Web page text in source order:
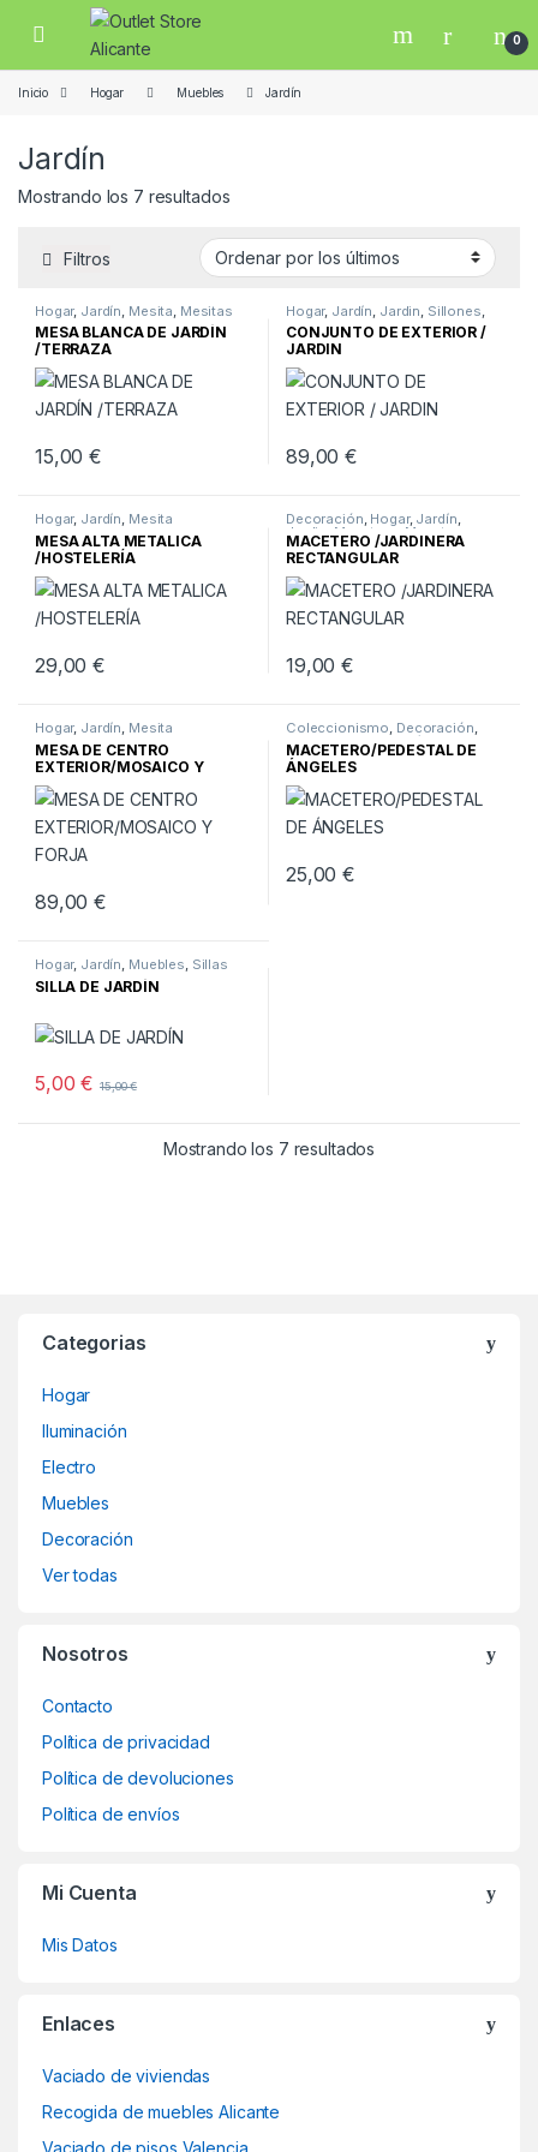
Skip to navigation
Skip to content
Open 0
Inicio Hogar Muebles Jardín
Jardín
Mostrando los 7 resultadosOrdenado por los últimos
Filtros
Hogar, Jardín Mesita Mesitas
MESA BLANCA DE JARDÍN
/TERRAZA
15,00€
Hogar, Jardín Jardin Sillones
Sofas
CONJUNTO DE EXTERIOR /
JARDIN
89,00€
Hogar, Jardín, Mesita
MESA ALTA METALICA
/HOSTELERÍA
29,00€
Decoración, Hogar, Jardín,
Jardin,Macetero ,Macetero
Vintage
MACETERO /JARDINERA
RECTANGULAR
19,00€
Hogar, Jardín, Mesita
MESA DE CENTRO
EXTERIOR/MOSAICO Y
FORJA
89,00€
Coleccionismo, Decoración,
Figuras,Hogar,Jardín, Jardin
Macetero
MACETERO/PEDESTAL DE
ÁNGELES
25,00€
Hogar, Jardín Muebles Sillas
SILLA DE JARDÍN
5,00€ 15,00€
Mostrando los 7 resultados
Categorias
Hogar
Iluminación
Electro
Muebles
Decoración
Ver todas
Nosotros
Contacto
Política de privacidad
Política de devoluciones
Política de envíos
Mi Cuenta
Mis Datos
Enlaces
Vaciado de viviendas
Recogida de muebles Alicante